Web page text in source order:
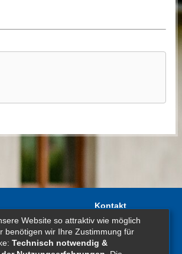
Kontakt
Impressum
Erklärung zur
Barrierefreiheit
Website so attraktiv wie möglich
benötigen wir Ihre Zustimmung für
Technisch notwendig &